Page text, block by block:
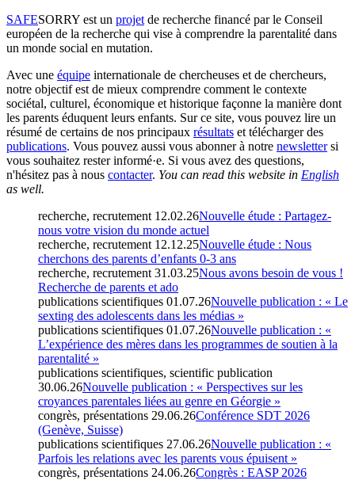
SAFESORRY est un projet de recherche financé par le Conseil
européen de la recherche qui vise à comprendre la parentalité dans
un monde social en mutation.
Avec une équipe internationale de chercheuses et de chercheurs,
notre objectif est de mieux comprendre comment le contexte
sociétal, culturel, économique et historique façonne la manière dont
les parents éduquent leurs enfants. Sur ce site, vous pouvez lire un
résumé de certains de nos principaux résultats et télécharger des
publications. Vous pouvez aussi vous abonner à notre newslettersi
vous souhaitez rester informé·e. Si vous avez des questions,
n'hésitez pas à nous contacter. You can read this website in English
as well.
recherche, recrutement 12.02.26Nouvelle étude : Partagez-
nous votre vision du monde actuel
recherche, recrutement 12.12.25Nouvelle étude : Nous
cherchons des parents d’enfants 0-3 ans
recherche, recrutement 31.03.25Nous avons besoin de vous !
Recherche de parents et ado
publications scientifiques 01.07.26Nouvelle publication : « Le
sexting des adolescents dans les médias »
publications scientifiques 01.07.26Nouvelle publication : «
L’expérience des mères dans les programmes de soutien à la
parentalité »
publications scientifiques, scientific publication
30.06.26Nouvelle publication : « Perspectives sur les
croyances parentales liées au genre en Géorgie »
congrès, présentations 29.06.26Conférence SDT 2026
(Genève, Suisse)
publications scientifiques 27.06.26Nouvelle publication : «
Parfois les relations avec les parents vous épuisent »
congrès, présentations 24.06.26Congrès : EASP 2026